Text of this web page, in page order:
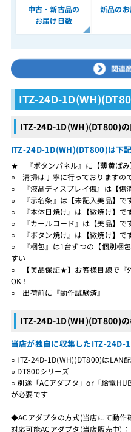
中古・新古品の
お届け日数
新品の
ITZ-24D-
ITZ-24D-1D(WH)(DT800)
ITZ-24D-1D(WH)(DT800)は下
★ 『ボタンパネル』に【薄黄ばみ
○ 清掃は丁寧に行っておりますの
○ 『液晶ディスプレイ傷』は【傷
○ 『示名条』は【未記入美品】で
○ 『本体日焼け』は【微焼け】で
○ 『カールコード』は【美品】で
○ 『ボタン焼け』は【微焼け】で
○ 『梱包』は1台ずつの【個別梱
すい
○ 【美品保証★】お客様目線で『
OK！
○ 出荷前に『動作試験済』
ITZ-24D-1D(WH)(DT800)
当店が独自に収集したITZ-24D-
○ ITZ-24D-1D(WH)(DT800)はLAN
○ DT800シリーズ
○ 別途「ACアダプタ」or「給電
が必要です
◆ACアダプタの方式(当店にて動作
対応可能ACアダプタ(当店販売